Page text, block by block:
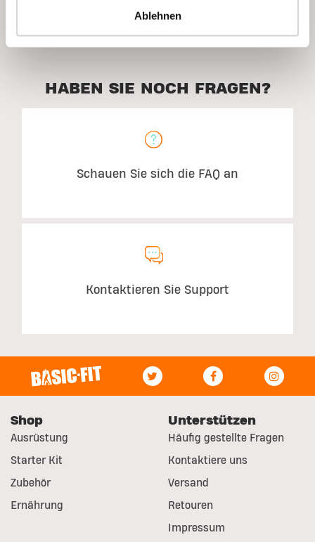
Ablehnen
Empfohlene Verwendung
HABEN SIE NOCH FRAGEN?
Schauen Sie sich die FAQ an
Kontaktieren Sie Support
Shop
Ausrüstung
Starter Kit
Zubehör
Ernährung
Unterstützen
Häufig gestellte Fragen
Kontaktiere uns
Versand
Retouren
Impressum